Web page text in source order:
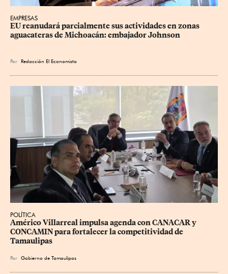
EMPRESAS
EU reanudará parcialmente sus actividades en zonas
aguacateras de Michoacán: embajador Johnson
Por Redacción El Economista
POLÍTICA
Américo Villarreal impulsa agenda con CANACAR y
CONCAMIN para fortalecer la competitividad de
Tamaulipas
Por Gobierno de Tamaulipas